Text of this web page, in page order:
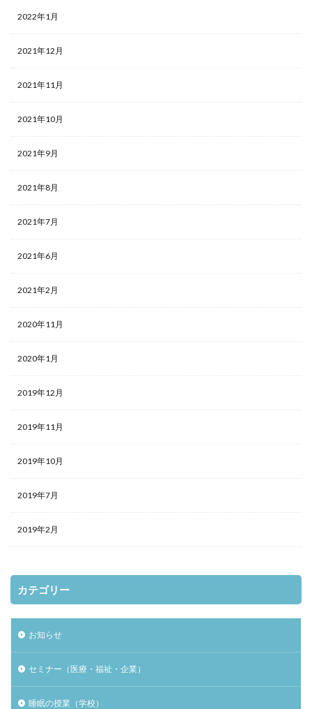
2022年1月
2021年12月
2021年11月
2021年10月
2021年9月
2021年8月
2021年7月
2021年6月
2021年2月
2020年11月
2020年1月
2019年12月
2019年11月
2019年10月
2019年7月
2019年2月
カテゴリー
お知らせ
セミナー（医療・福祉・企業）
睡眠の授業（学校）